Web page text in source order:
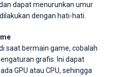
dapat menurunkan umur
dengan hati-hati.
saat bermain game, cobalah
grafis. Ini dapat
GPU atau CPU, sehingga